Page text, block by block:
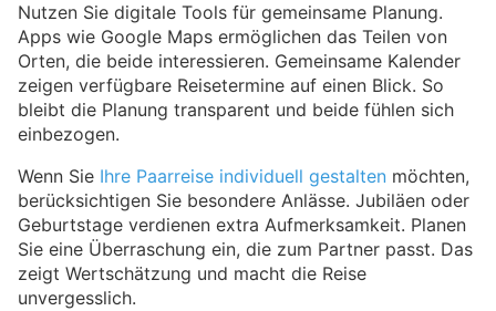
Nutzen Sie digitale Tools für gemeinsame Planung.
Apps wie Google Maps ermöglichen das Teilen von
Orten, die beide interessieren. Gemeinsame Kalender
zeigen verfügbare Reisetermine auf einen Blick. So
bleibt die Planung transparent und beide fühlen sich
einbezogen.
Wenn Sie Ihre Paarreise individuell gestalten möchten,
berücksichtigen Sie besondere Anlässe. Jubiläen oder
Geburtstage verdienen extra Aufmerksamkeit. Planen
Sie eine Überraschung ein, die zum Partner passt. Das
zeigt Wertschätzung und macht die Reise
unvergesslich.